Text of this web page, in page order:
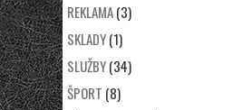
REKLAMA(3)
SKLADY(1)
SLUŽBY(34)
ŠPORT (8)